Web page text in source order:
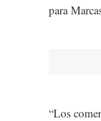
para
“Los